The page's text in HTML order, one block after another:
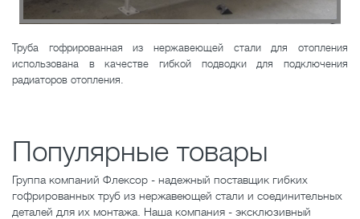
Труба гофрированная из нержавеющей стали для отопления
использована в качестве гибкой подводки для подключения
радиаторов отопления.
Популярные товары
Группа компаний Флексор - надежный поставщик гибких
гофрированных труб из нержавеющей стали и соединительных
деталей для их монтажа. Наша компания - эксклюзивный